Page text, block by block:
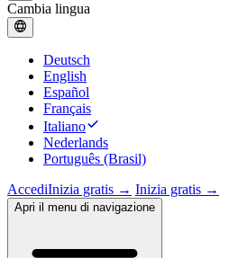
Cambia lingua
Deutsch
English
Español
Français
Italiano
Nederlands
Português (Brasil)
AccediInizia gratis → Inizia gratis →
Apri il menu di navigazione